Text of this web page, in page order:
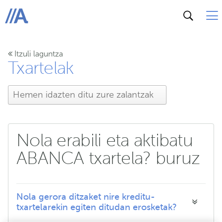
ABANCA
Itzuli laguntza
Txartelak
Nola erabili eta aktibatu
ABANCA txartela? buruz
Nola gerora ditzaket nire kreditu-
txartelarekin egiten ditudan erosketak?